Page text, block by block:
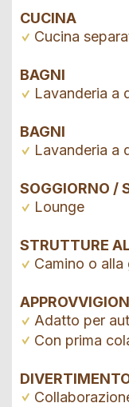
CUCINA
Cucina
BAGNI
Lavanderia a
BAGNI
Lavanderia a
SOGGIORNO /
Lounge
STRUTTURE
Camino o alla
Adatto per
Con prima